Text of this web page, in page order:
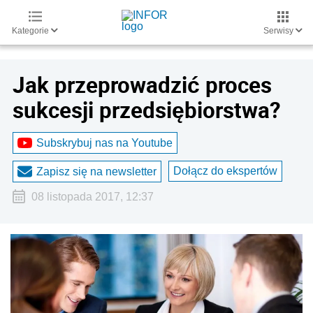
Kategorie Serwisy
Jak przeprowadzić proces
sukcesji przedsiębiorstwa?
Subskrybuj nas na Youtube
Zapisz się na newsletter Dołącz do ekspertów
08 listopada 2017, 12:37